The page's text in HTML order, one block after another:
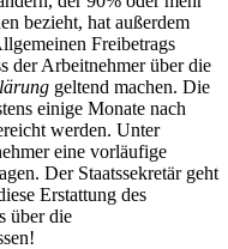
bezieht, hat außerdem
Freibetrags
der Arbeitnehmer über die
geltend machen. Die
einige Monate nach
werden. Unter
eine vorläufige
Der Staatssekretär geht
Erstattung des
über die